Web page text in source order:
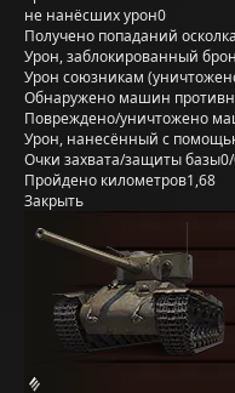
не нанёсших урон0
Получено попаданий
Урон, заблокированный
Урон союзникам
Обнаружено машин
Повреждено/уничтожено
Урон, нанесённый с
Очки захвата/защиты базы
Пройдено километров1,68
Закрыть